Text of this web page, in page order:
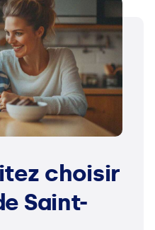
choisir
Saint-